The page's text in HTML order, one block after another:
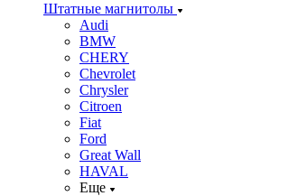
Штатные магнитолы
Audi
BMW
CHERY
Chevrolet
Chrysler
Citroen
Fiat
Ford
Great Wall
HAVAL
Еще